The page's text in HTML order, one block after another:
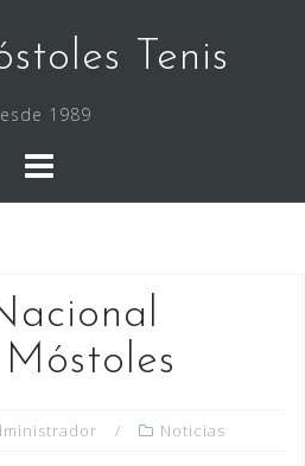
Tenis
1989
Noticias